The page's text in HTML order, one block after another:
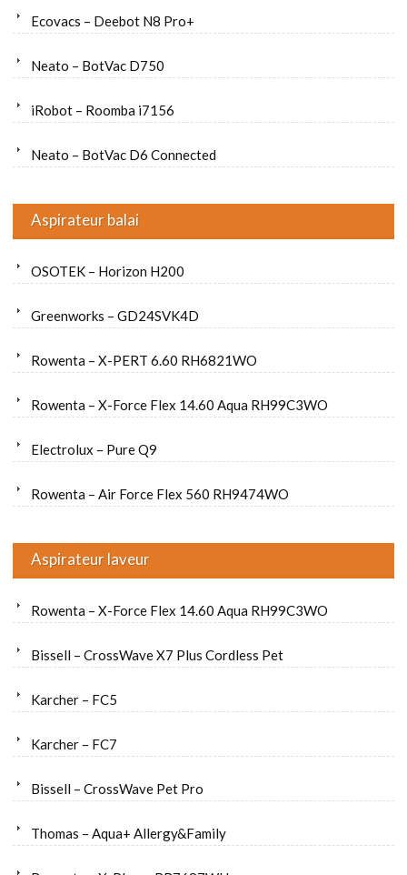
Ecovacs – Deebot N8 Pro+
Neato – BotVac D750
iRobot – Roomba i7156
Neato – BotVac D6 Connected
Aspirateur balai
OSOTEK – Horizon H200
Greenworks – GD24SVK4D
Rowenta – X-PERT 6.60 RH6821WO
Rowenta – X-Force Flex 14.60 Aqua RH99C3WO
Electrolux – Pure Q9
Rowenta – Air Force Flex 560 RH9474WO
Aspirateur laveur
Rowenta – X-Force Flex 14.60 Aqua RH99C3WO
Bissell – CrossWave X7 Plus Cordless Pet
Karcher – FC5
Karcher – FC7
Bissell – CrossWave Pet Pro
Thomas – Aqua+ Allergy&Family